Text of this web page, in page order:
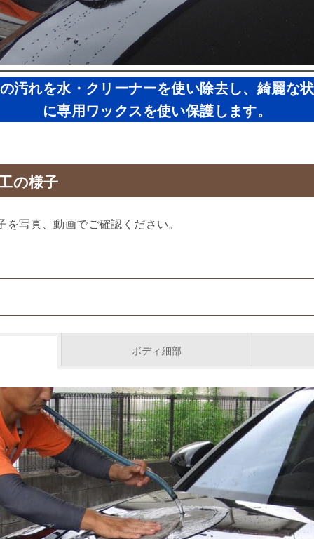
汚れを水・クリーナーを使い除去し、綺麗な
に専用ワックスを使い保護します。
の様子
写真、動画でご確認ください。
ボディ細部